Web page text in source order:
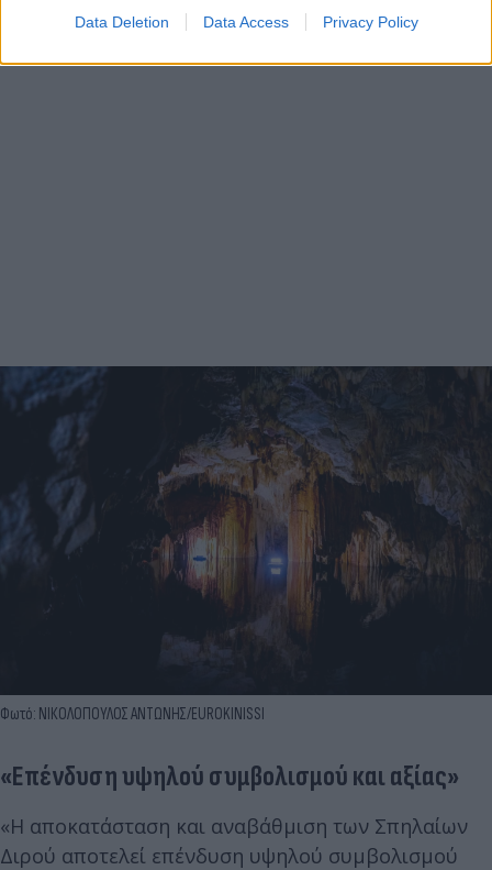
Data Deletion Data Access Privacy Policy
Φωτό: ΝΙΚΟΛΟΠΟΥΛΟΣ ΑΝΤΩΝΗΣ/EUROKINISSI
«Επένδυση υψηλού συμβολισμού και αξίας»
«Η αποκατάσταση και αναβάθμιση των Σπηλαίων
Διρού αποτελεί επένδυση υψηλού συμβολισμού